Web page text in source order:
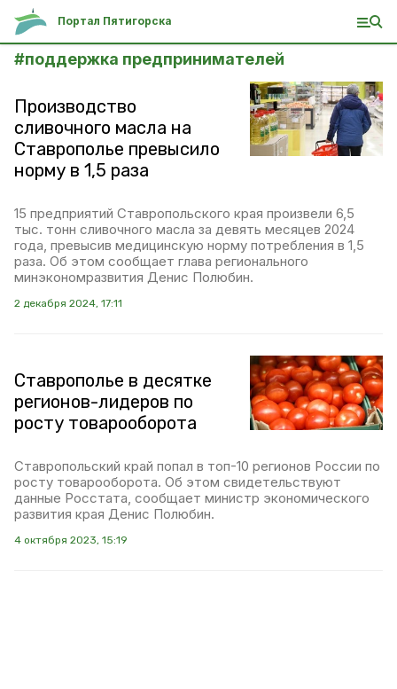
Портал Пятигорска
#поддержка предпринимателей
Производство
сливочного масла на
Ставрополье превысило
норму в 1,5 раза
15 предприятий Ставропольского края произвели 6,5
тыс. тонн сливочного масла за девять месяцев 2024
года, превысив медицинскую норму потребления в 1,5
раза. Об этом сообщает глава регионального
минэкономразвития Денис Полюбин.
2 декабря 2024, 17:11
Ставрополье в десятке
регионов-лидеров по
росту товарооборота
Ставропольский край попал в топ-10 регионов России по
росту товарооборота. Об этом свидетельствуют
данные Росстата, сообщает министр экономического
развития края Денис Полюбин.
4 октября 2023, 15:19